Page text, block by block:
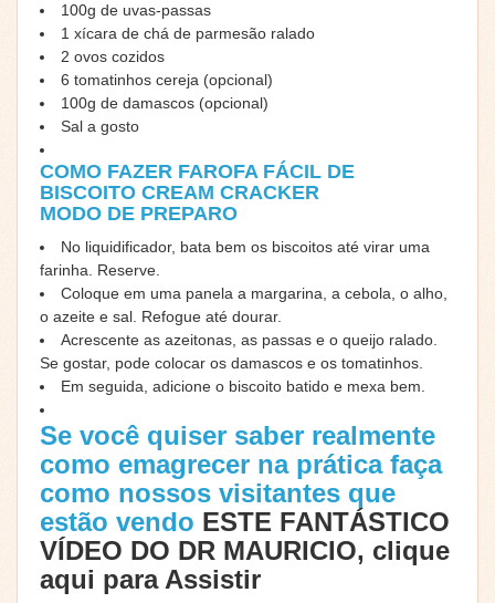
100g de uvas-passas
1 xícara de chá de parmesão ralado
2 ovos cozidos
6 tomatinhos cereja (opcional)
100g de damascos (opcional)
Sal a gosto
COMO FAZER FAROFA FÁCIL DE
BISCOITO CREAM CRACKER
MODO DE PREPARO
No liquidificador, bata bem os biscoitos até virar uma
farinha. Reserve.
Coloque em uma panela a margarina, a cebola, o alho,
o azeite e sal. Refogue até dourar.
Acrescente as azeitonas, as passas e o queijo ralado.
Se gostar, pode colocar os damascos e os tomatinhos.
Em seguida, adicione o biscoito batido e mexa bem.
Se você quiser saber realmente
como emagrecer na prática faça
como nossos visitantes que
estão vendo ESTE FANTÁSTICO
VÍDEO DO DR MAURICIO, clique
aqui para Assistir